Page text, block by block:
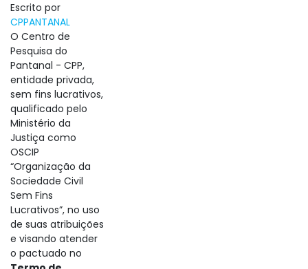
Escrito por
CPPANTANAL
O Centro de
Pesquisa do
Pantanal - CPP,
entidade privada,
sem fins lucrativos,
qualificado pelo
Ministério da
Justiça como
OSCIP
“Organização da
Sociedade Civil
Sem Fins
Lucrativos”, no uso
de suas atribuições
e visando atender
o pactuado no